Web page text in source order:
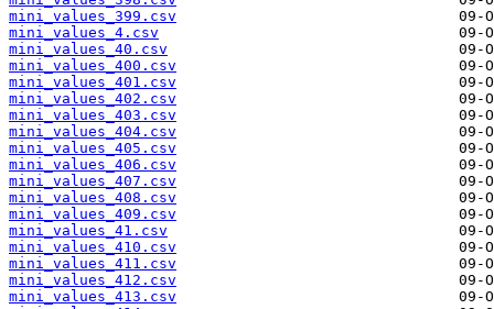
mini_values_399.csv
mini_values_4.csv
mini_values_40.csv
mini_values_400.csv
mini_values_401.csv
mini_values_402.csv
mini_values_403.csv
mini_values_404.csv
mini_values_405.csv
mini_values_406.csv
mini_values_407.csv
mini_values_408.csv
mini_values_409.csv
mini_values_41.csv
mini_values_410.csv
mini_values_411.csv
mini_values_412.csv
mini_values_413.csv